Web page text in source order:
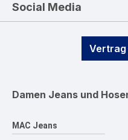
Social Media
Damen Jeans und
MAC Jeans